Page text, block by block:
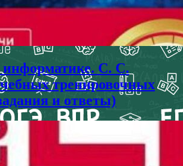
С. С.
тренировочных
и ответы)